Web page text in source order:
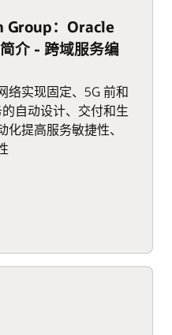
Group：Oracle
介 - 跨域服务编
络实现固定、5G 前和
自动设计、交付和生
提高服务敏捷性、